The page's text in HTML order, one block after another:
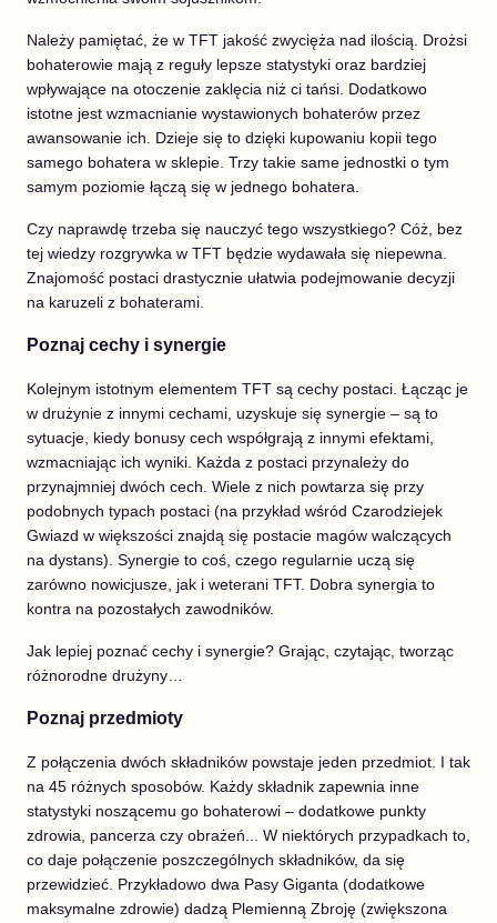
Należy pamiętać, że w TFT jakość zwycięża nad ilością. Drożsi
bohaterowie mają z reguły lepsze statystyki oraz bardziej
wpływające na otoczenie zaklęcia niż ci tańsi. Dodatkowo
istotne jest wzmacnianie wystawionych bohaterów przez
awansowanie ich. Dzieje się to dzięki kupowaniu kopii tego
samego bohatera w sklepie. Trzy takie same jednostki o tym
samym poziomie łączą się w jednego bohatera.
Czy naprawdę trzeba się nauczyć tego wszystkiego? Cóż, bez
tej wiedzy rozgrywka w TFT będzie wydawała się niepewna.
Znajomość postaci drastycznie ułatwia podejmowanie decyzji
na karuzeli z bohaterami.
Poznaj cechy i synergie
Kolejnym istotnym elementem TFT są cechy postaci. Łącząc je
w drużynie z innymi cechami, uzyskuje się synergie – są to
sytuacje, kiedy bonusy cech współgrają z innymi efektami,
wzmacniając ich wyniki. Każda z postaci przynależy do
przynajmniej dwóch cech. Wiele z nich powtarza się przy
podobnych typach postaci (na przykład wśród Czarodziejek
Gwiazd w większości znajdą się postacie magów walczących
na dystans). Synergie to coś, czego regularnie uczą się
zarówno nowicjusze, jak i weterani TFT. Dobra synergia to
kontra na pozostałych zawodników.
Jak lepiej poznać cechy i synergie? Grając, czytając, tworząc
różnorodne drużyny…
Poznaj przedmioty
Z połączenia dwóch składników powstaje jeden przedmiot. I tak
na 45 różnych sposobów. Każdy składnik zapewnia inne
statystyki noszącemu go bohaterowi – dodatkowe punkty
zdrowia, pancerza czy obrażeń... W niektórych przypadkach to,
co daje połączenie poszczególnych składników, da się
przewidzieć. Przykładowo dwa Pasy Giganta (dodatkowe
maksymalne zdrowie) dadzą Plemienną Zbroję (zwiększona